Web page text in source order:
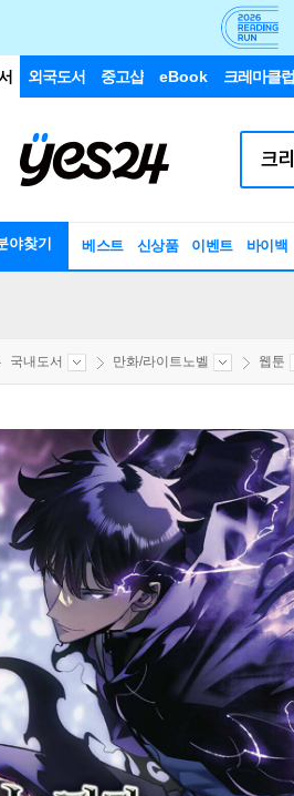
외국도서 중고샵 eBook 크레마클럽
야찾기 베스트 신상품 이벤트 바이백
국내도서 만화/라이트노벨 웹툰